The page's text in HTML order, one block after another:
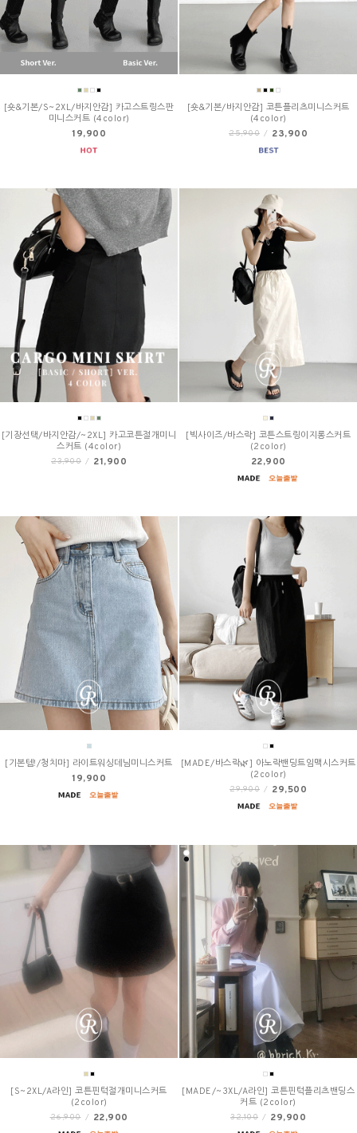
[숏&기본/S~2XL/바지안감] 카고스트링스판
미니스커트 (4color)
19,900
[숏&기본/바지안감] 코튼플리츠미니스커트
(4color)
25,900 / 23,900
[기장선택/바지안감/~2XL] 카고코튼절개미니
스커트 (4color)
23,900 / 21,900
[빅사이즈/바스락] 코튼스트링이지롱스커트
(2color)
22,900
[기본템!/청치마] 라이트워싱데님미니스커트
19,900
[MADE/바스락🌿] 아노락밴딩트임맥시스커트
(2color)
29,900 / 29,500
[S~2XL/A라인] 코튼핀턱절개미니스커트
(2color)
26,900 / 22,900
[MADE/~3XL/A라인] 코튼핀턱플리츠밴딩스
커트 (2color)
32,100 / 29,900